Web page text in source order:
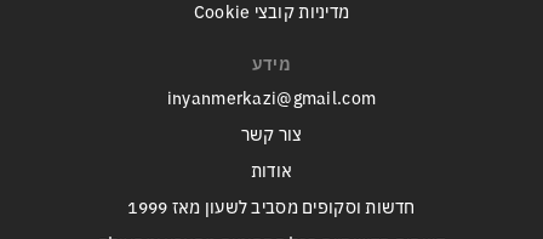
מדיניות קובצי Cookie
מידע
inyanmerkazi@gmail.com
צור קשר
אודות
חדשות וסקופים מסביב לשעון מאז 1999